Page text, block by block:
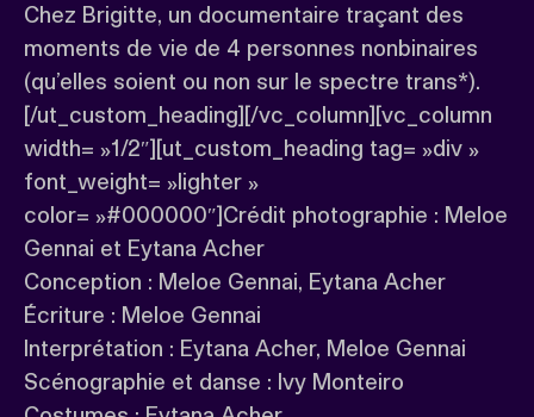
Chez Brigitte, un documentaire traçant des
moments de vie de 4 personnes nonbinaires
(qu’elles soient ou non sur le spectre trans*).
[/ut_custom_heading][/vc_column][vc_column
width= »1/2″][ut_custom_heading tag= »div »
font_weight= »lighter »
color= »#000000″]Crédit photographie : Meloe
Gennai et Eytana Acher
Conception : Meloe Gennai, Eytana Acher
Écriture : Meloe Gennai
Interprétation : Eytana Acher, Meloe Gennai
Scénographie et danse : Ivy Monteiro